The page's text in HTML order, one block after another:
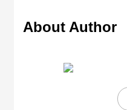
About Author